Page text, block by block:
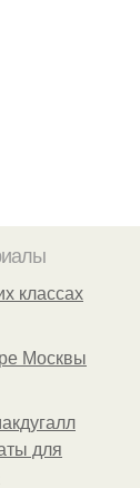
классах
Москвы
для